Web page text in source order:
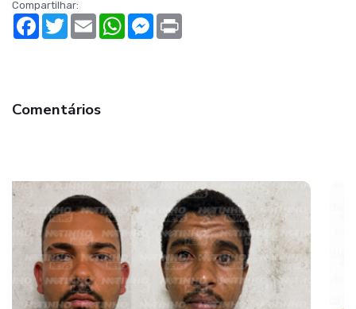
Compartilhar:
Facebook
TwitterEmail WhatsAppMessenger
Comentários